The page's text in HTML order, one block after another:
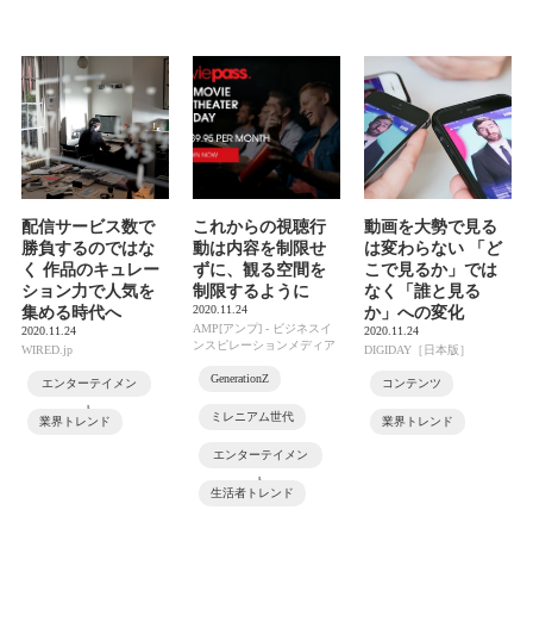
配信サービス数で
勝負するのではな
く 作品のキュレー
ション力で人気を
集める時代へ
2020.11.24
WIRED.jp
エンターテイメン
ト
業界トレンド
これからの視聴行
動は内容を制限せ
ずに、観る空間を
制限するように
2020.11.24
AMP[アンプ] - ビジネスイ
ンスピレーションメディア
GenerationZ
ミレニアム世代
エンターテイメン
ト
生活者トレンド
動画を大勢で見る
は変わらない 「ど
こで見るか」では
なく「誰と見る
か」への変化
2020.11.24
DIGIDAY［日本版］
コンテンツ
業界トレンド